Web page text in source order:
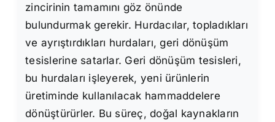
zincirinin tamamını göz önünde
bulundurmak gerekir. Hurdacılar, topladıkları
ve ayrıştırdıkları hurdaları, geri dönüşüm
tesislerine satarlar. Geri dönüşüm tesisleri,
bu hurdaları işleyerek, yeni ürünlerin
üretiminde kullanılacak hammaddelere
dönüştürürler. Bu süreç, doğal kaynakların